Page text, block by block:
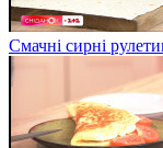
Смачні сирні